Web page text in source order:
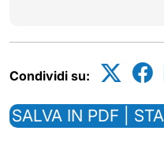
Condividi su:
SALVA IN PDF |